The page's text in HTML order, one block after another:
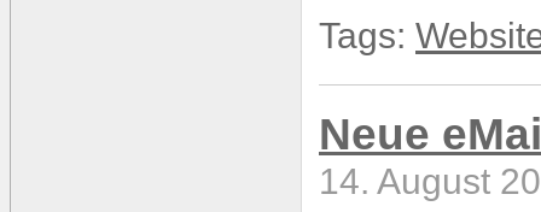
Tags:
Neue
14. August